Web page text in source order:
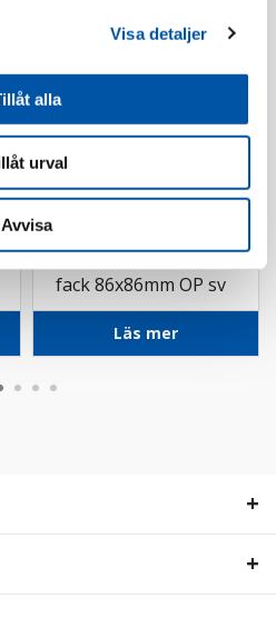
Visa detaljer
alla
urval
Avvisa
Plus ram kombi 1-
fack 86x86mm OP sv
Läs mer